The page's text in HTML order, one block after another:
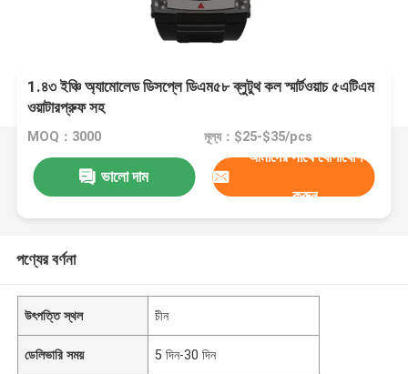
1.৪৩ ইঞ্চি অ্যামোলেড ডিসপ্লে ডিএম৫৮ ব্লুটুথ কল স্মার্টওয়াচ ৫এটিএম
ওয়াটারপ্রুফ সহ
MOQ：3000 মূল্য：$25-$35/pcs
ভালো দাম
আমাদের সাথে যোগাযোগ
করুন
পণ্যের বর্ণনা
উৎপত্তি স্থল চীন
ডেলিভারি সময় 5 দিন-30 দিন